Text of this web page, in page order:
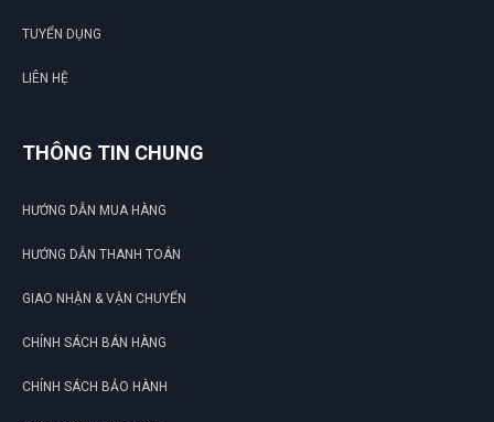
TUYỂN DỤNG
LIÊN HỆ
THÔNG TIN CHUNG
HƯỚNG DẪN MUA HÀNG
HƯỚNG DẪN THANH TOÁN
GIAO NHẬN & VẬN CHUYỂN
CHÍNH SÁCH BÁN HÀNG
CHÍNH SÁCH BẢO HÀNH